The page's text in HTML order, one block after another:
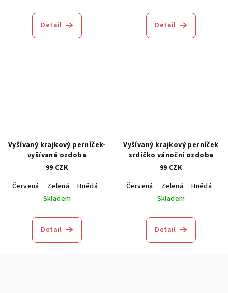
Detail Detail
Vyšívaný krajkový perníček-
vyšívaná ozdoba
99 CZK
Červená
Zelená Hnědá
Modrá
Skladem
Detail
Vyšívaný krajkový perníček
srdíčko vánoční ozdoba
99 CZK
Červená
Zelená Hnědá
Skladem
Detail